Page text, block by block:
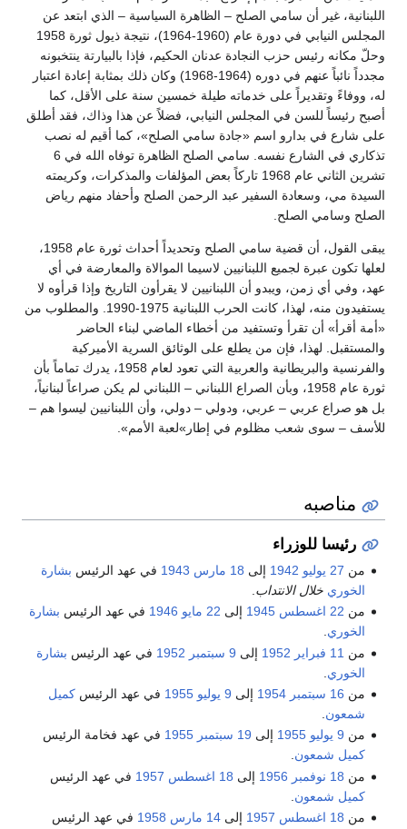
اللبنانية، غير أن سامي الصلح – الظاهرة السياسية – الذي ابتعد عن
المجلس النيابي في دورة عام (1960-1964)، نتيجة ذيول ثورة 1958
وحلّ مكانه رئيس حزب النجادة عدنان الحكيم، فإذا بالبيارتة ينتخبونه
مجدداً نائباً عنهم في دوره (1964-1968) وكان ذلك بمثابة إعادة اعتبار
له، ووفاءً وتقديراً على خدماته طيلة خمسين سنة على الأقل، كما
أصبح رئيساً للسن في المجلس النيابي، فضلاً عن هذا وذاك، فقد أطلق
على شارع في بدارو اسم «جادة سامي الصلح»، كما أقيم له نصب
تذكاري في الشارع نفسه. سامي الصلح الظاهرة توفاه الله في 6
تشرين الثاني عام 1968 تاركاً بعض المؤلفات والمذكرات، وكريمته
السيدة مي، وسعادة السفير عبد الرحمن الصلح وأحفاد منهم رياض
الصلح وسامي الصلح.
يبقى القول، أن قضية سامي الصلح وتحديداً أحداث ثورة عام 1958،
لعلها تكون عبرة لجميع اللبنانيين لاسيما الموالاة والمعارضة في أي
عهد، وفي أي زمن، ويبدو أن اللبنانيين لا يقرأون التاريخ وإذا قرأوه لا
يستفيدون منه، لهذا، كانت الحرب اللبنانية 1975-1990. والمطلوب من
«أمة أقرأ» أن تقرأ وتستفيد من أخطاء الماضي لبناء الحاضر
والمستقبل. لهذا، فإن من يطلع على الوثائق السرية الأميركية
والفرنسية والبريطانية والعربية التي تعود لعام 1958، يدرك تماماً بأن
ثورة عام 1958، وبأن الصراع اللبناني – اللبناني لم يكن صراعاً لبنانياً،
بل هو صراع عربي – عربي، ودولي – دولي، وأن اللبنانيين ليسوا هم –
للأسف – سوى شعب مظلوم في إطار»لعبة الأمم».
مناصبه
رئيسا للوزراء
من 27 يوليو 1942 إلى 18 مارس 1943 في عهد الرئيس بشارة
الخوري خلال الانتداب
من 22 اغسطس 1945 إلى 22 مايو 1946 في عهد الرئيس بشارة
الخوري.
من 11 فبراير 1952 إلى 9 سبتمبر 1952 في عهد الرئيس بشارة
الخوري
من 16 سبتمبر 1954 إلى 9 يوليو 1955 في عهد الرئيسكميل
شمعون
من 9 يوليو 1955 إلى 19 سبتمبر 1955 في عهد فخامة الرئيس
كميل شمعون.
من 18 نوفمبر 1956 إلى 18 اغسطس 1957 في عهد الرئيس
كميل شمعون
من 18 اغسطس 1957 إلى14 مارس 1958 في عهد الرئيس